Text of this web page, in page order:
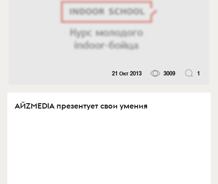
21 Окт 2013 3009 1
AЙZMEDIA презентует свои умения